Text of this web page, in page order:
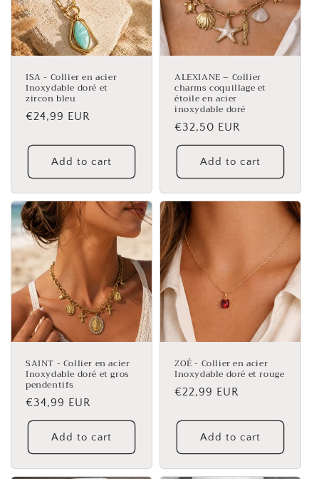
ISA - Collier en acier
Inoxydable doré et
zircon bleu
Regular
€24,99 EUR
Add to cart
ALEXIANE – Collier
charms coquillage et
étoile en acier
inoxydable doré
Regular
price
€32,50 EUR
Add to cart
SAINT - Collier en acier
Inoxydable doré et gros
pendentifs
Regular
price
€34,99 EUR
Add to cart
ZOÉ - Collier en acier
Inoxydable doré et rouge
Regular
€22,99 EUR
Add to cart